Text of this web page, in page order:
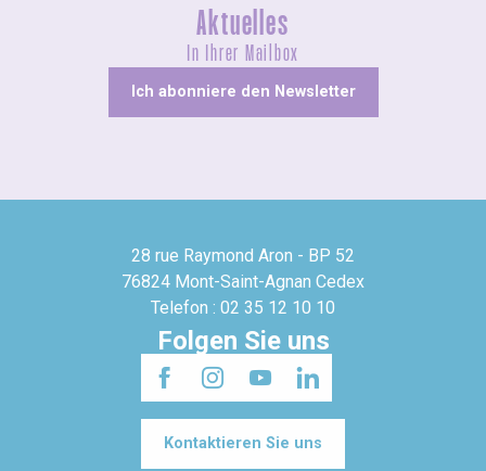
Aktuelles
In Ihrer Mailbox
Ich abonniere den Newsletter
28 rue Raymond Aron - BP 52
76824 Mont-Saint-Agnan Cedex
Telefon : 02 35 12 10 10
Folgen Sie uns
Kontaktieren Sie uns